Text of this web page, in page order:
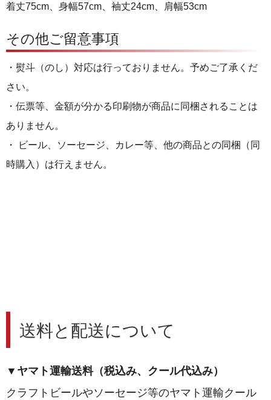
着丈75cm、身幅57cm、袖丈24cm、肩幅53cm
その他ご留意事項
・熨斗（のし）対応は行っておりません。予めご了承くだ
さい。
・伝票等、金額が分かる印刷物が商品に同梱されることは
ありません。
・ ビール、ソーセージ、カレー等、他の商品との同梱（同
時購入）は行えません。
送料と配送について
▼ヤマト運輸送料（税込み、クール代込み）
クラフトビールやソーセージ等のヤマト運輸クール